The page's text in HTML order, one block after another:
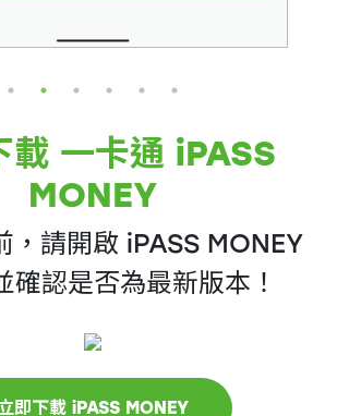
載 一卡通 iPASS
MONEY
，請開啟 iPASS MONEY
確認是否為最新版本！